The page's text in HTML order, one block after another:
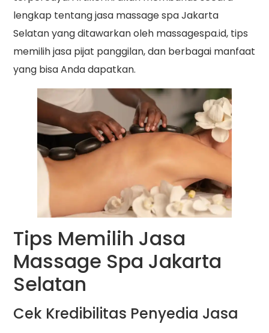
lengkap tentang jasa massage spa Jakarta
Selatan yang ditawarkan oleh massagespa.id, tips
memilih jasa pijat panggilan, dan berbagai manfaat
yang bisa Anda dapatkan.
Tips Memilih Jasa
Massage Spa Jakarta
Selatan
Cek Kredibilitas Penyedia Jasa